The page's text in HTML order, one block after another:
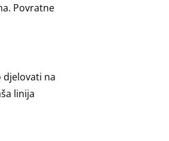
Povratne
djelovati na
linija